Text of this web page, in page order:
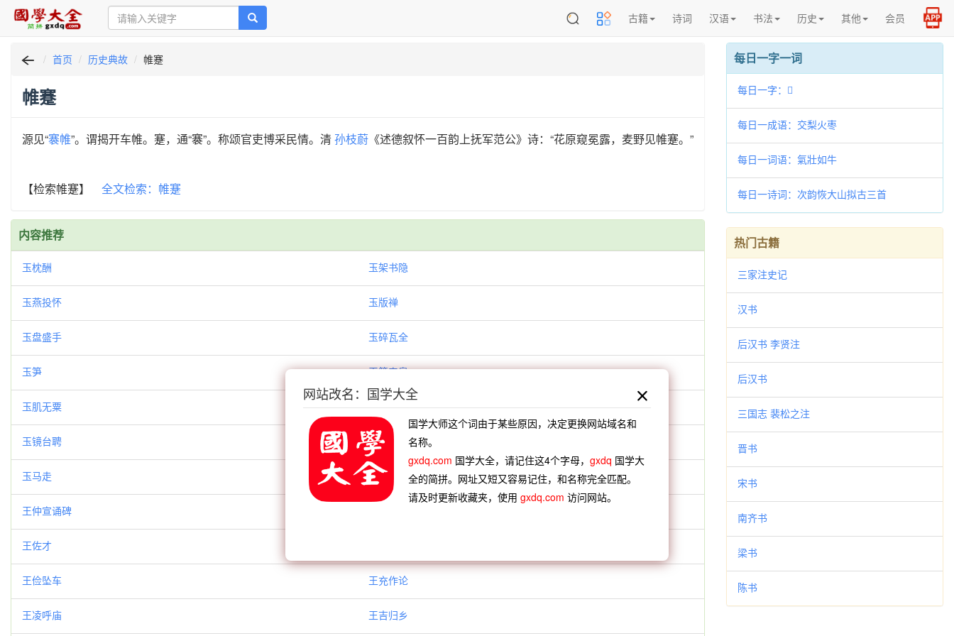
古籍 诗词 汉语 书法 历史 其他 会员
首页 历史典故 帷蹇
帷蹇
源见“褰帷”。谓揭开车帷。蹇，通“褰”。称颂官吏博采民情。清孙枝蔚 《述德叙怀一百韵上抚军范公》诗：“花原窥冕露，麦野见帷蹇。”
【检索帷蹇】 全文检索：帷蹇
内容推荐
玉枕酬 玉架书隐
玉燕投怀 玉版禅
玉盘盛手 玉碎瓦全
玉笋 玉箫韦皋
玉肌无粟 玉虎枕
玉镜台聘 玉马朝周
玉马走 王丹挞子
王仲宣诵碑
王佐才
王俭坠车 王充作论
王凌呼庙 王吉归乡
每日一字一词
每日一字：𫌨
每日一成语：交梨火枣
每日一词语：氣壯如牛
每日一诗词：次韵恢大山拟古三首
热门古籍
三家注史记
汉书
后汉书 李贤注
后汉书
三国志 裴松之注
晋书
宋书
南齐书
梁书
陈书
网站改名：国学大全
国学大师这个词由于某些原因，决定更换网站域名和
名称。
gxdq.com 国学大全，请记住这4个字母， gxdq 国学大
全的简拼。网址又短又容易记住，和名称完全匹配。
请及时更新收藏夹，使用 gxdq.com 访问网站。